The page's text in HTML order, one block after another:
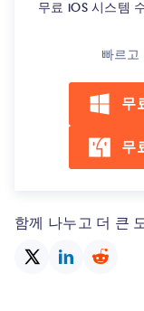
무료 iOS 시스템
빠르고
무
무
함께 나누고 더 큰